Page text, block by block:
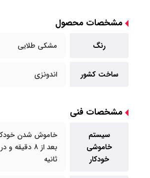
مشخصات محصول
رنگ مشکی طلایی
ساخت کشور اندونزی
مشخصات فنی
سیستم
خاموشی
خودکار
خاموش‌ شدن
ثانیه